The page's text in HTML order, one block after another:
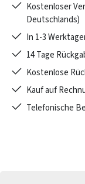
Kostenloser
Deutschlands)
In 1-3
14 Tage
Kostenlose
Kauf auf
Telefonische